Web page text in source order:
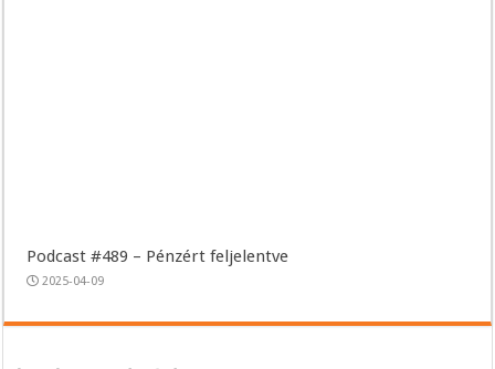
Podcast #489 – Pénzért feljelentve
2025-04-09